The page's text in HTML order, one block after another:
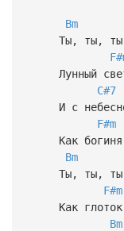
Bm
Ты, ты, ты
Лунный свет
C#7
И с
F#m
Как богиня
Bm
Ты, ты, ты
F#m
Как глоток
Bm